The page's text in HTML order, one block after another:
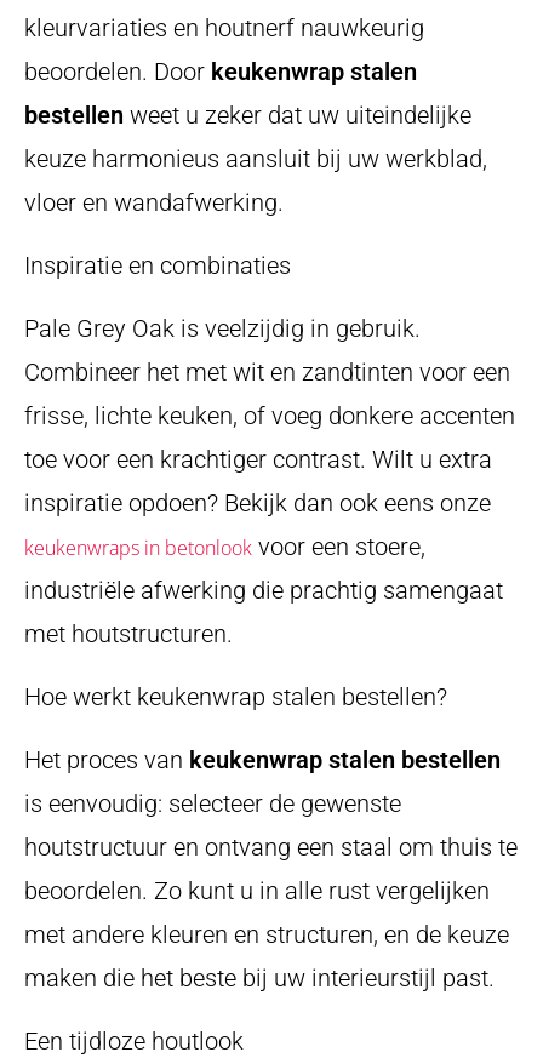
kleurvariaties en houtnerf nauwkeurig
beoordelen. Door keukenwrap stalen
bestellen weet u zeker dat uw uiteindelijke
keuze harmonieus aansluit bij uw werkblad,
vloer en wandafwerking.
Inspiratie en combinaties
Pale Grey Oak is veelzijdig in gebruik.
Combineer het met wit en zandtinten voor een
frisse, lichte keuken, of voeg donkere accenten
toe voor een krachtiger contrast. Wilt u extra
inspiratie opdoen? Bekijk dan ook eens onze
keukenwraps in betonlook voor een stoere,
industriële afwerking die prachtig samengaat
met houtstructuren.
Hoe werkt keukenwrap stalen bestellen?
Het proces van keukenwrap stalen bestellen
is eenvoudig: selecteer de gewenste
houtstructuur en ontvang een staal om thuis te
beoordelen. Zo kunt u in alle rust vergelijken
met andere kleuren en structuren, en de keuze
maken die het beste bij uw interieurstijl past.
Een tijdloze houtlook